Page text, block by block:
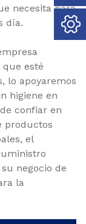
necesita para
día.
que esté
lo apoyaremos
higiene en
confiar en
productos
el
negocio de
la